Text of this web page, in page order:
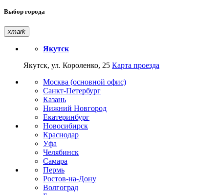
Выбор города
xmark
Якутск
Якутск, ул. Короленко, 25 Карта проезда
Москва (основной офис)
Санкт-Петербург
Казань
Нижний Новгород
Екатеринбург
Новосибирск
Краснодар
Уфа
Челябинск
Самара
Пермь
Ростов-на-Дону
Волгоград